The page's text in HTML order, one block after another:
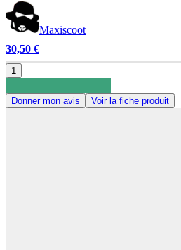
Maxiscoot
30,50 €
1
Donner mon avis Voir la fiche produit